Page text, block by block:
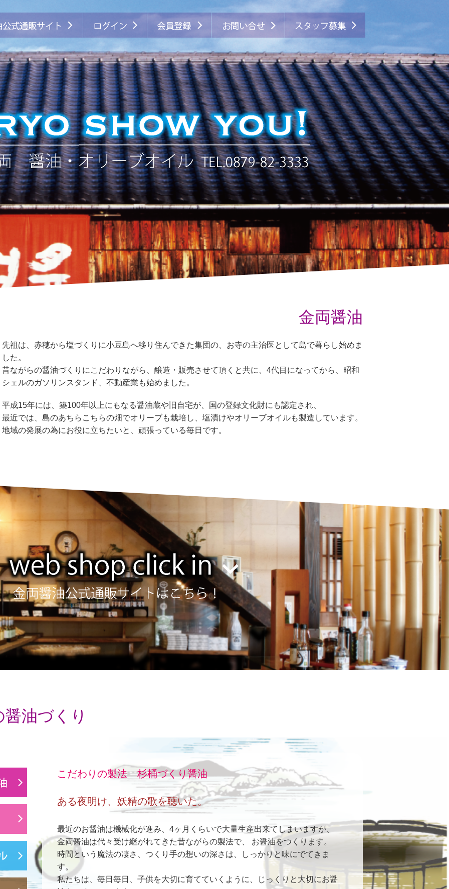
金両醤油
先祖は、赤穂から塩づくりに小豆島へ移り住んできた集団の、お寺の主治医として島で暮らし始めま
した。
昔ながらの醤油づくりにこだわりながら、醸造・販売させて頂くと共に、4代目になってから、昭和
シェルのガソリンスタンド、不動産業も始めました。
平成15年には、築100年以上にもなる醤油蔵や旧自宅が、国の登録文化財にも認定され、
最近では、島のあちらこちらの畑でオリーブも栽培し、塩漬けやオリーブオイルも製造しています。
地域の発展の為にお役に立ちたいと、頑張っている毎日です。
油づくり
こだわりの製法 杉桶づくり醤油
ある夜明け、妖精の歌を聴いた。
最近のお醤油は機械化が進み、4ヶ月くらいで大量生産出来てしまいますが、
金両醤油は代々受け継がれてきた昔ながらの製法で、 お醤油をつくります。
時間という魔法の凄さ、つくり手の想いの深さは、しっかりと味にでてきま
す。
私たちは、毎日毎日、子供を大切に育てていくように、じっくりと大切にお醤